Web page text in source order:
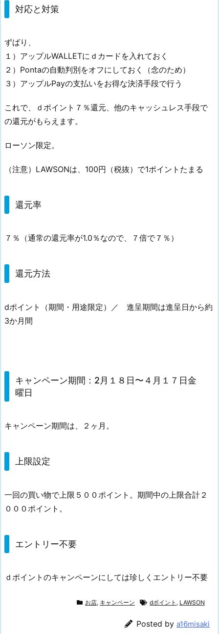
対応と対策
ずばり、
１）アップルWALLETにｄカードを入れておく
２）Pontaの自動判別をオフにしておく（念のため）
３）アップルPayの支払いをお得な決済手段で行う
これで、ｄポイント７％還元、他のキャッシュレス手段で
の還元がもらえます。
ローソン限定。
（注意）LAWSONは、100円（税抜）で1ポイントたまる
還元率
７％（通常の還元率が1.0％なので、７倍で７％）
還元方法
dポイント（期間・用途限定）／ 進呈期間は進呈日から約
3か月間
キャンペーン期間：2月１８日〜４月１７日金
曜日
キャンペーン期間は、２ヶ月。
上限設定
一回の買い物で上限５００ポイント。期間中の上限合計２
０００ポイント。
エントリー不要
ｄポイントのキャンペーンにしては珍しくエントリー不要
お店, キャンペーン dポイント , LAWSON
Posted by a16misaki